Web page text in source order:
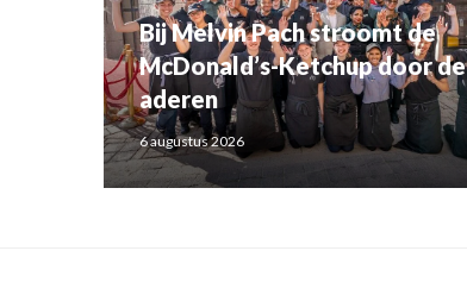
Bij Melvin Pach stroomt de
McDonald’s-Ketchup door de
aderen
6 augustus 2026